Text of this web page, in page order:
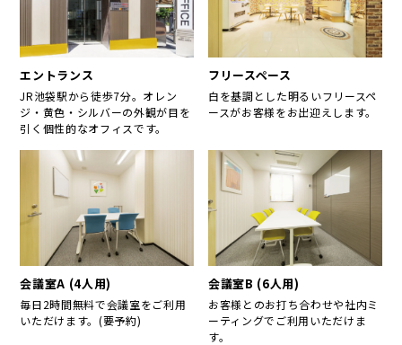
エントランス
JR池袋駅から徒歩7分。オレン
ジ・黄色・シルバーの外観が目を
引く個性的なオフィスです。
フリースペース
白を基調とした明るいフリースペ
ースがお客様をお出迎えします。
会議室A (4人用)
毎日2時間無料で会議室をご利用
いただけます。(要予約)
会議室B (6人用)
お客様とのお打ち合わせや社内ミ
ーティングでご利用いただけま
す。